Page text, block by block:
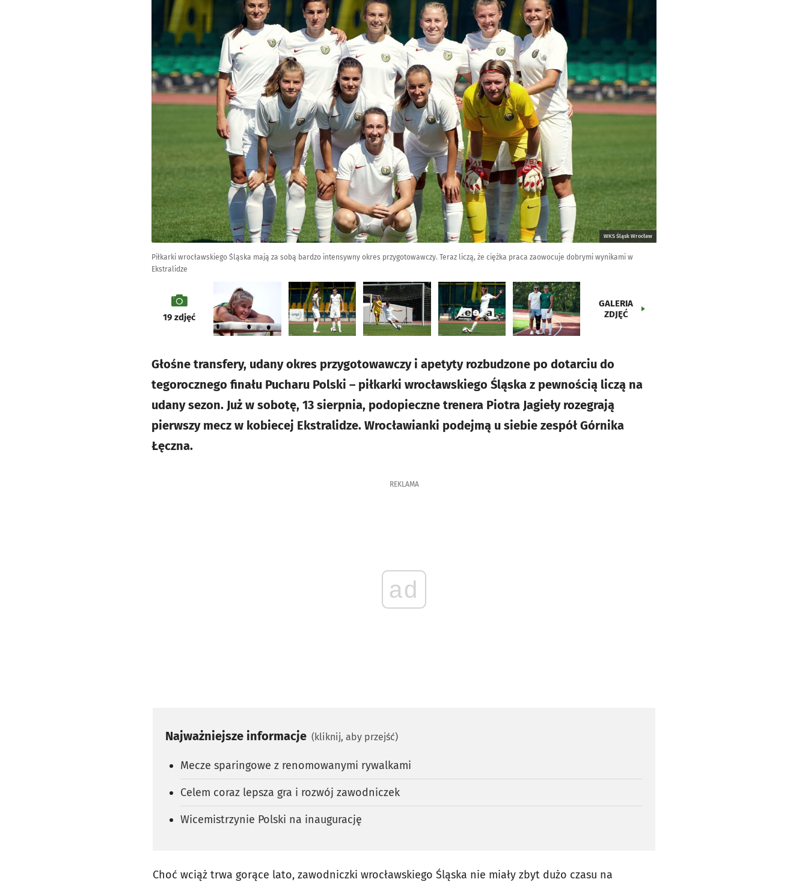
WKS Śląsk Wrocław
Piłkarki wrocławskiego Śląska mają za sobą bardzo intensywny okres przygotowawczy. Teraz liczą, że ciężka praca zaowocuje dobrymi wynikami w
Ekstralidze
galeria
19zdjęć
GALERIA
ZDJĘĆ
Głośne transfery, udany okres przygotowawczy i apetyty rozbudzone po dotarciu do
tegorocznego finału Pucharu Polski – piłkarki wrocławskiego Śląska z pewnością liczą na
udany sezon. Już w sobotę, 13 sierpnia, podopieczne trenera Piotra Jagieły rozegrają
pierwszy mecz w kobiecej Ekstralidze. Wrocławianki podejmą u siebie zespół Górnika
Łęczna.
REKLAMA
ad
Najważniejsze informacje (kliknij, aby przejść)
Mecze sparingowe z renomowanymi rywalkami
Celem coraz lepsza gra i rozwój zawodniczek
Wicemistrzynie Polski na inaugurację
Choć wciąż trwa gorące lato, zawodniczki wrocławskiego Śląska nie miały zbyt dużo czasu na